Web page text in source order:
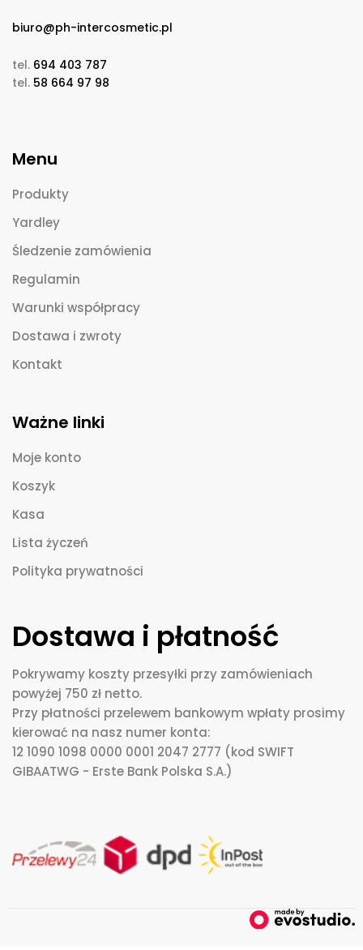
biuro@ph-intercosmetic.pl
tel. 694 403 787
tel. 58 664 97 98
Menu
Produkty
Yardley
Śledzenie zamówienia
Regulamin
Warunki współpracy
Dostawa i zwroty
Kontakt
Ważne linki
Moje konto
Koszyk
Kasa
Lista życzeń
Polityka prywatności
Dostawa i płatność
Pokrywamy koszty przesyłki przy zamówieniach
powyżej 750 zł netto.
Przy płatności przelewem bankowym wpłaty prosimy
kierować na nasz numer konta:
12 1090 1098 0000 0001 2047 2777 (kod SWIFT
GIBAATWG - Erste Bank Polska S.A.)